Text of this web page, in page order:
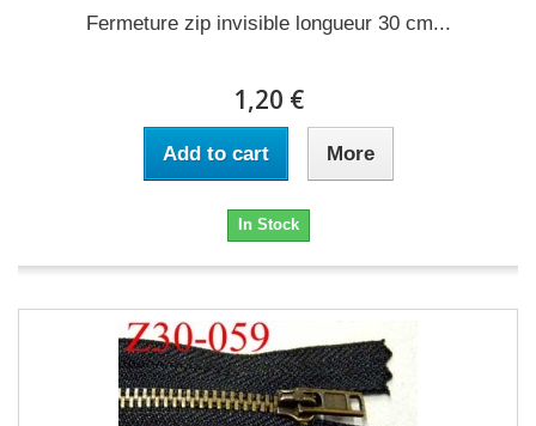
Fermeture zip invisible longueur 30 cm...
1,20 €
Add to cart More
In Stock